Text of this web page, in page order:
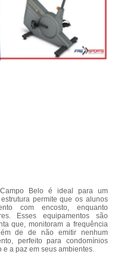
Belo é ideal para um
permite que os alunos
com encosto, enquanto
Esses equipamentos são
que, monitoram a frequência
de de não emitir nenhum
perfeito para condomínios
a paz em seus ambientes.